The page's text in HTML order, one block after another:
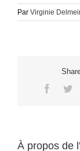
Par Virginie
À propos de